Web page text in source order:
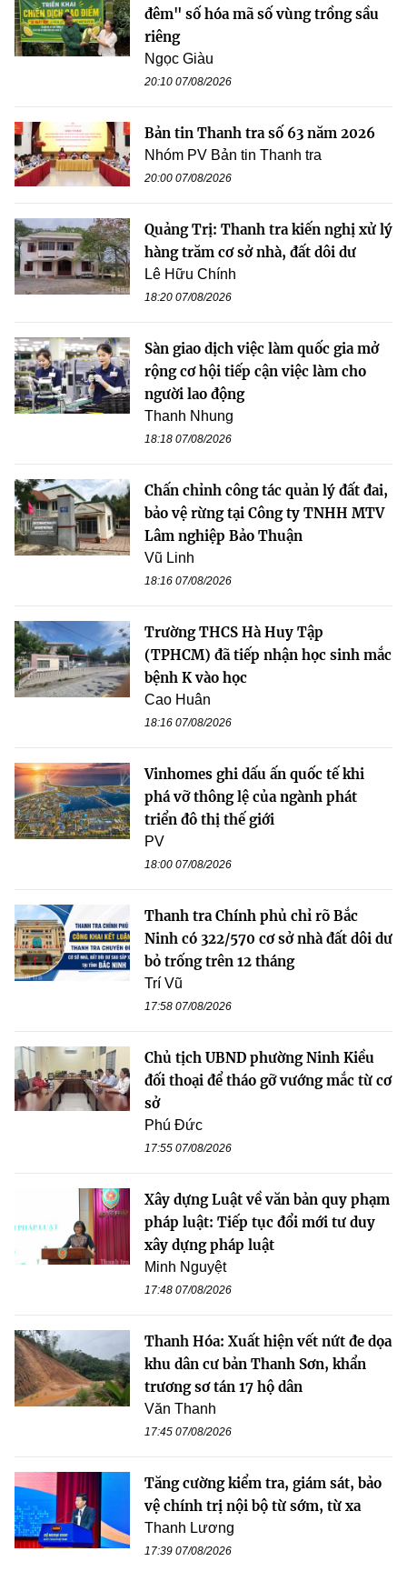
đêm" số hóa mã số vùng trồng sầu
riêng
Ngọc Giàu
20:10 07/08/2026
Bản tin Thanh tra số 63 năm 2026
Nhóm PV Bản tin Thanh tra
20:00 07/08/2026
Quảng Trị: Thanh tra kiến nghị xử lý
hàng trăm cơ sở nhà, đất dôi dư
Lê Hữu Chính
18:20 07/08/2026
Sàn giao dịch việc làm quốc gia mở
rộng cơ hội tiếp cận việc làm cho
người lao động
Thanh Nhung
18:18 07/08/2026
Chấn chỉnh công tác quản lý đất đai,
bảo vệ rừng tại Công ty TNHH MTV
Lâm nghiệp Bảo Thuận
Vũ Linh
18:16 07/08/2026
Trường THCS Hà Huy Tập
(TPHCM) đã tiếp nhận học sinh mắc
bệnh K vào học
Cao Huân
18:16 07/08/2026
Vinhomes ghi dấu ấn quốc tế khi
phá vỡ thông lệ của ngành phát
triển đô thị thế giới
PV
18:00 07/08/2026
Thanh tra Chính phủ chỉ rõ Bắc
Ninh có 322/570 cơ sở nhà đất dôi dư
bỏ trống trên 12 tháng
Trí Vũ
17:58 07/08/2026
Chủ tịch UBND phường Ninh Kiều
đối thoại để tháo gỡ vướng mắc từ cơ
sở
Phú Đức
17:55 07/08/2026
Xây dựng Luật về văn bản quy phạm
pháp luật: Tiếp tục đổi mới tư duy
xây dựng pháp luật
Minh Nguyệt
17:48 07/08/2026
Thanh Hóa: Xuất hiện vết nứt đe dọa
khu dân cư bản Thanh Sơn, khẩn
trương sơ tán 17 hộ dân
Văn Thanh
17:45 07/08/2026
Tăng cường kiểm tra, giám sát, bảo
vệ chính trị nội bộ từ sớm, từ xa
Thanh Lương
17:39 07/08/2026